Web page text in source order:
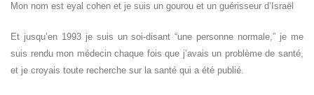
Mon nom est eyal cohen et je suis un gourou et un guérisseur d’Israël
Et jusqu’en 1993 je suis un soi-disant “une personne normale,” je me
suis rendu mon médecin chaque fois que j’avais un problème de santé,
et je croyais toute recherche sur la santé qui a été publié.